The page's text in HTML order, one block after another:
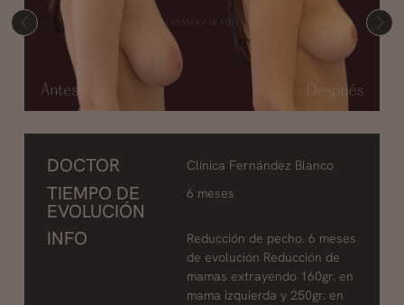
DOCTOR Clínica Fernández Blanco
TIEMPO DE
EVOLUCIÓN
6 meses
INFO
Reducción de pecho. 6 meses
de evolución Reducción de
mamas extrayendo 160gr. en
mama izquierda y 250gr. en